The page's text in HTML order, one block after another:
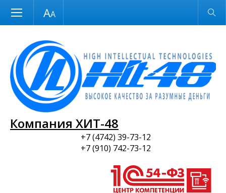
Размер шрифта Обычная версия
Компания ХИТ-48
+7 (4742) 39-73-12
+7 (910) 742-73-12